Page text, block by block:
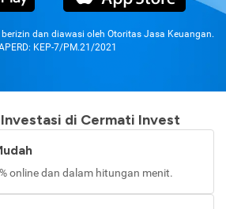
dan diawasi oleh Otoritas Jasa Keuangan.
KEP-7/PM.21/2021
di Cermati Invest
online dan dalam hitungan menit.